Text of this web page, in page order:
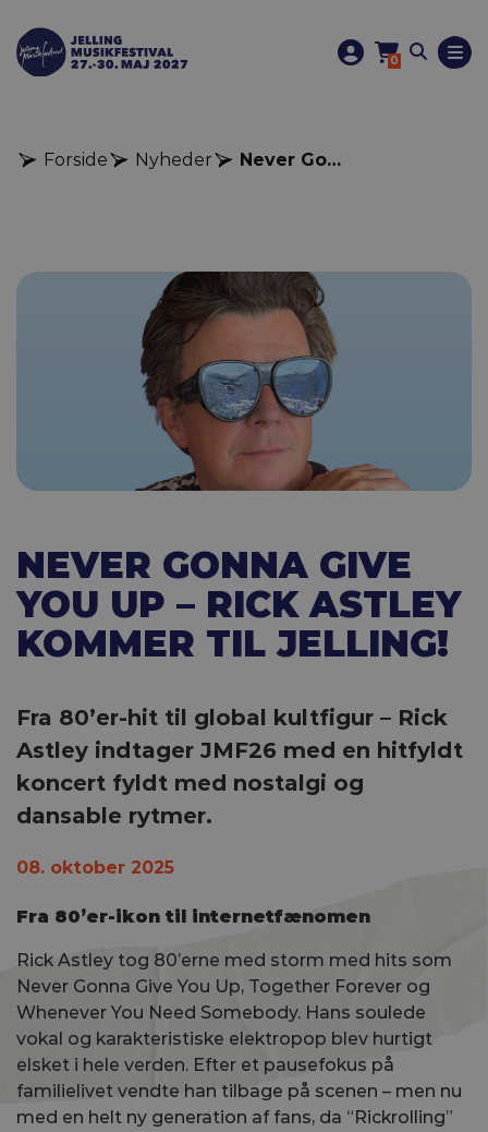
0
Never Gonna Give You Up – Rick Astley kommer til Jelling!
Nyheder
Forside
NEVER GONNA GIVE
YOU UP – RICK ASTLEY
KOMMER TIL JELLING!
Fra 80’er-hit til global kultfigur – Rick
Astley indtager JMF26 med en hitfyldt
koncert fyldt med nostalgi og
dansable rytmer.
08. oktober 2025
Fra 80’er-ikon til internetfænomen
Rick Astley tog 80’erne med storm med hits som
Never Gonna Give You Up, Together Forever og
Whenever You Need Somebody. Hans soulede
vokal og karakteristiske elektropop blev hurtigt
elsket i hele verden. Efter et pausefokus på
familielivet vendte han tilbage på scenen – men nu
med en helt ny generation af fans, da “Rickrolling”